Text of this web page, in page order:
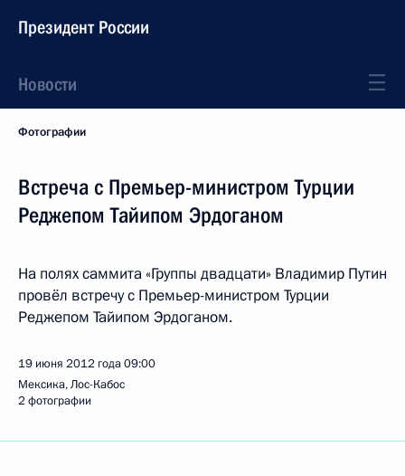
Президент России
Новости
Фотографии
Встреча с Премьер-министром Турции
Реджепом Тайипом Эрдоганом
На полях саммита «Группы двадцати» Владимир Путин
провёл встречу с Премьер-министром Турции
Реджепом Тайипом Эрдоганом.
19 июня 2012 года09:00
Мексика, Лос-Кабос
2 фотографии